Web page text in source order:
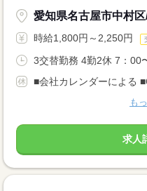
愛知県名古屋市中村区
時給1,800円～2,250円
3交替勤務 4勤2休 7：00
■会社カレンダーによる
も
求人